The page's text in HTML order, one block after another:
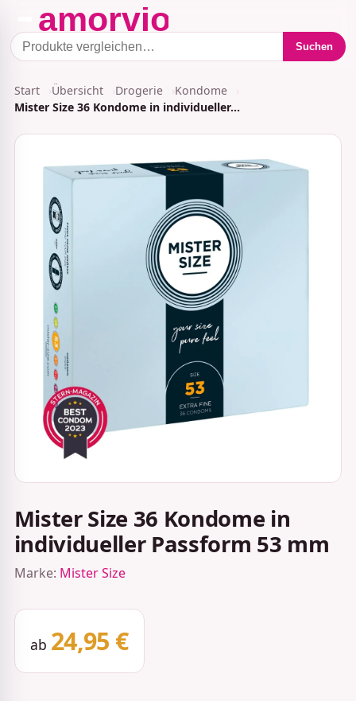
Suchen
Start Übersicht Drogerie
Kondome
Mister Size 36 Kondome in individueller…
Mister Size 36 Kondome in
individueller Passform 53 mm
Marke: Mister Size
ab 24,95 €